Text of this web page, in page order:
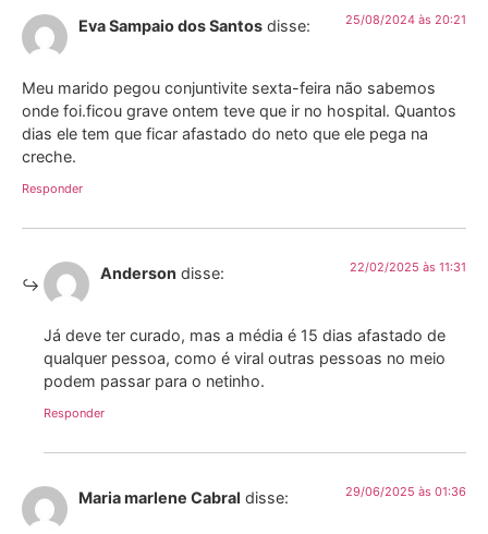
Eva Sampaio dos Santos disse: 25/08/2024 às 20:21
Meu marido pegou conjuntivite sexta-feira não sabemos
onde foi.ficou grave ontem teve que ir no hospital. Quantos
dias ele tem que ficar afastado do neto que ele pega na
creche.
Responder
Anderson disse: 22/02/2025 às 11:31
Já deve ter curado, mas a média é 15 dias afastado de
qualquer pessoa, como é viral outras pessoas no meio
podem passar para o netinho.
Responder
Maria marlene Cabral disse: 29/06/2025 às 01:36